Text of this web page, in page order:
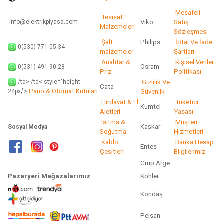
info@elektrikpiyasa.com
Tesisat
Malzemeleri
Viko
Mesafeli
Satış
Sözleşmesi
0(530) 771 05 34
Şalt
malzemeler
Philips
İptal Ve İade
Şartları
0(531) 491 90 28
Anahtar &
Priz
Osram
Kişisel Veriler
Politikası
/td> /td< style="height:
24px;"> Pano & Otomat Kutuları
Cata
Gizlilik Ve
Güvenlik
Hırdavat & El
Aletleri
Kumtel
Tüketici
Yasası
Sosyal Medya
Isıtma &
Soğutma
Kaşkar
Müşteri
Hizmetleri
Kablo
Çeşitleri
Entes
Banka Hesap
Bilgilerimiz
Grup Arge
Pazaryeri Mağazalarımız
Köhler
Kondaş
Pelsan